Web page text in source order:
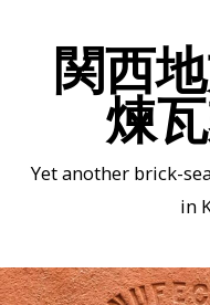
関西
煉
Yet another brick-
in